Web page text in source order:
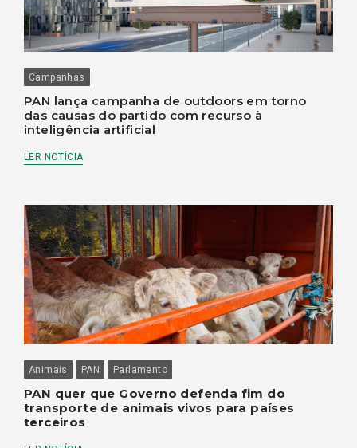
Campanhas
PAN lança campanha de outdoors em torno
das causas do partido com recurso à
inteligência artificial
LER NOTÍCIA
Animais PAN Parlamento
PAN quer que Governo defenda fim do
transporte de animais vivos para países
terceiros